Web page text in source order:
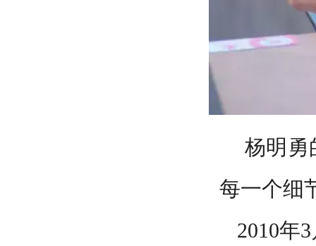
杨明勇
每一个细
2010年